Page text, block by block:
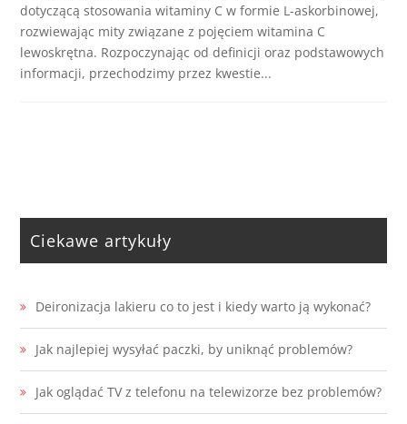
dotyczącą stosowania witaminy C w formie L-askorbinowej,
rozwiewając mity związane z pojęciem witamina C
lewoskrętna. Rozpoczynając od definicji oraz podstawowych
informacji, przechodzimy przez kwestie...
Ciekawe artykuły
Deironizacja lakieru co to jest i kiedy warto ją wykonać?
Jak najlepiej wysyłać paczki, by uniknąć problemów?
Jak oglądać TV z telefonu na telewizorze bez problemów?